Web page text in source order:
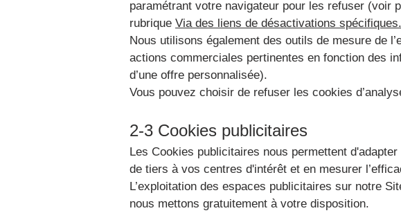
paramétrant votre navigateur pour les refuser (voir
rubrique Via des liens de désactivations spécifiques.
Nous utilisons également des outils de mesure de
actions commerciales pertinentes en fonction des
d’une offre personnalisée).
Vous pouvez choisir de refuser les cookies
2-3 Cookies publicitaires
Les Cookies publicitaires nous permettent
de tiers à vos centres d'intérêt et en mesurer
L’exploitation des espaces publicitaires sur notre
nous mettons gratuitement à votre disposition.